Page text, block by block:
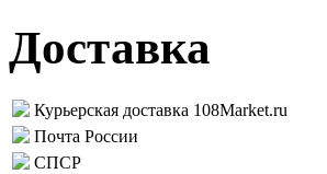
Доставка
Курьерская доставка 108Market.ru
Почта России
СПСР